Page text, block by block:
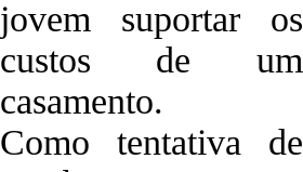
jovem suportar os
custos de um
casamento.
Como tentativa de